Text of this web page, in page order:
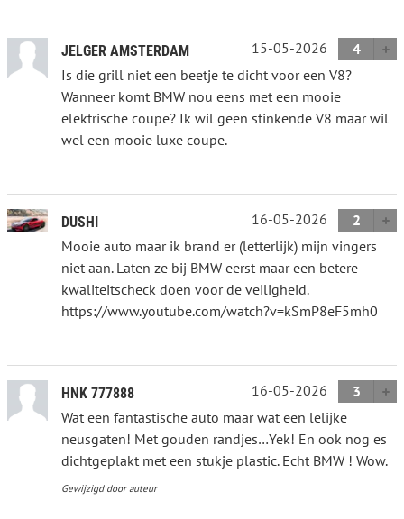
JELGER AMSTERDAM 15-05-2026
4
Is die grill niet een beetje te dicht voor een V8?
Wanneer komt BMW nou eens met een mooie
elektrische coupe? Ik wil geen stinkende V8 maar wil
wel een mooie luxe coupe.
DUSHI 16-05-2026
2
Mooie auto maar ik brand er (letterlijk) mijn vingers
niet aan. Laten ze bij BMW eerst maar een betere
kwaliteitscheck doen voor de veiligheid.
https://www.youtube.com/watch?v=kSmP8eF5mh0
HNK 777888 16-05-2026
3
Wat een fantastische auto maar wat een lelijke
neusgaten! Met gouden randjes…Yek! En ook nog es
dichtgeplakt met een stukje plastic. Echt BMW ! Wow.
Gewijzigd door auteur